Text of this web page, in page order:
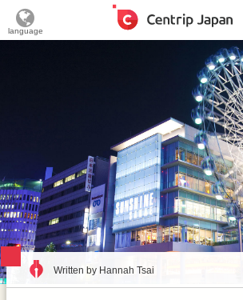
language
Written by Hannah Tsai